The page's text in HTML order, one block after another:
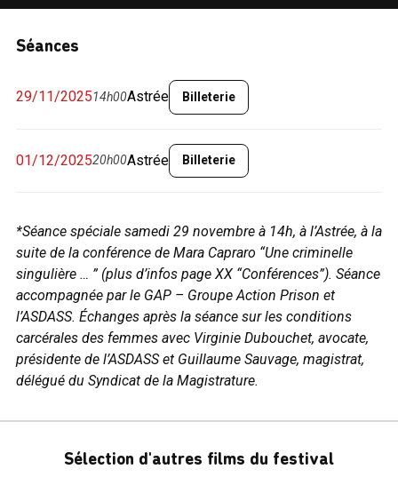
Séances
29/11/202514h00Astrée Billeterie
01/12/202520h00Astrée Billeterie
*Séance spéciale samedi 29 novembre à 14h, à l’Astrée, à la
suite de la conférence de Mara Capraro “Une criminelle
singulière … ” (plus d’infos page XX “Conférences”). Séance
accompagnée par le GAP – Groupe Action Prison et
l’ASDASS. Échanges après la séance sur les conditions
carcérales des femmes avec Virginie Dubouchet, avocate,
présidente de l’ASDASS et Guillaume Sauvage, magistrat,
délégué du Syndicat de la Magistrature.
Sélection d'autres films du festival